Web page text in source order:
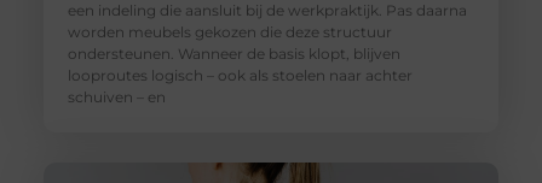
een indeling die aansluit bij de werkpraktijk. Pas daarna
worden meubels gekozen die deze structuur
ondersteunen. Wanneer de basis klopt, blijven
looproutes logisch – ook als stoelen naar achter
schuiven – en